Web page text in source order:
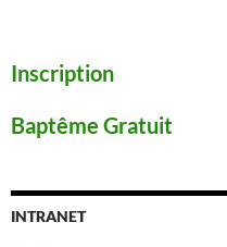
Inscription
Baptême Gratuit
INTRANET